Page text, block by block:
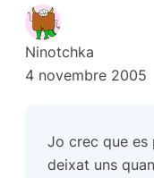
Ninotchka
4 novembre 2005
Jo crec que es
deixat uns